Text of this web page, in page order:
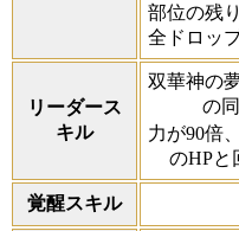
部位の残
全ドロッ
リーダース
キル
双華神の
の
力が90倍
のHPと
覚醒スキル